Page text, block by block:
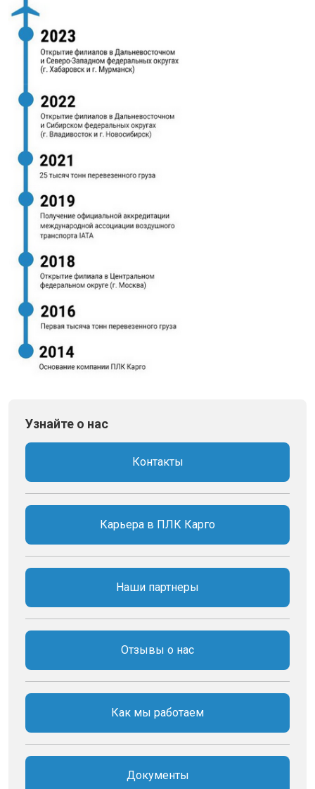
Узнайте о нас
Контакты
Карьера в ПЛК Карго
Наши партнеры
Отзывы о нас
Как мы работаем
Документы